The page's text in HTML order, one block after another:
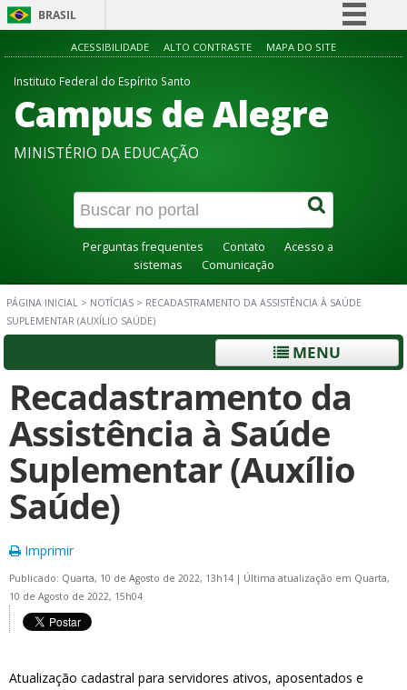
BRASIL
Simplifique!
Acesso à informação
Canais
ACESSIBILIDADE ALTO CONTRASTE MAPA DO SITE
Instituto Federal do Espírito Santo
Campus de Alegre
MINISTÉRIO DA EDUCAÇÃO
Perguntas frequentes Contato
Acesso a
sistemas
Comunicação
PÁGINA INICIAL > NOTÍCIAS > RECADASTRAMENTO DA ASSISTÊNCIA À SAÚDE
SUPLEMENTAR (AUXÍLIO SAÚDE)
MENU
Recadastramento da
Assistência à Saúde
Suplementar (Auxílio
Saúde)
Imprimir
Publicado: Quarta, 10 de Agosto de 2022, 13h14 | Última atualização em Quarta,
10 de Agosto de 2022, 15h04
Atualização cadastral para servidores ativos, aposentados e